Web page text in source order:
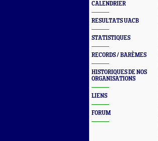
CALENDRIER
RESULTATS UACB
STATISTIQUES
RECORDS / BARÈMES
HISTORIQUES DE NOS
ORGANISATIONS
LIENS
FORUM